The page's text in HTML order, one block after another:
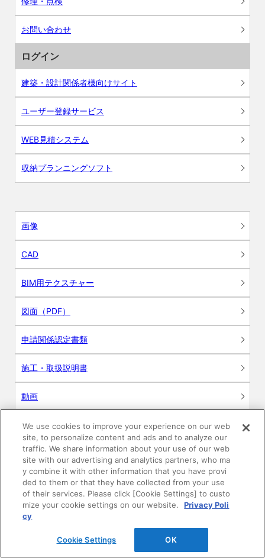
お問い合わせ
ログイン
建築・設計関係者様向けサイト
ユーザー登録サービス
WEB見積システム
収納プランニングソフト
画像
CAD
BIM用テクスチャー
図面（PDF）
申請関係認定書類
施工・取扱説明書
動画
シミュレーションツール
24時間換気システム〈エアスマート〉
簡易設計見積ソフト
R&Dセンター環境測定・分析サービス
商品マスター申し込み
We use cookies to improve your experience on our web
site, to personalize content and ads and to analyze our
traffic. We share information about your use of our web
site with our advertising and analytics partners, who ma
y combine it with other information that you have provi
ded to them or that they have collected from your use
of their services. Please click [Cookie Settings] to custo
mize your cookie settings on our website.
Privacy Poli
cy
Cookie Settings OK